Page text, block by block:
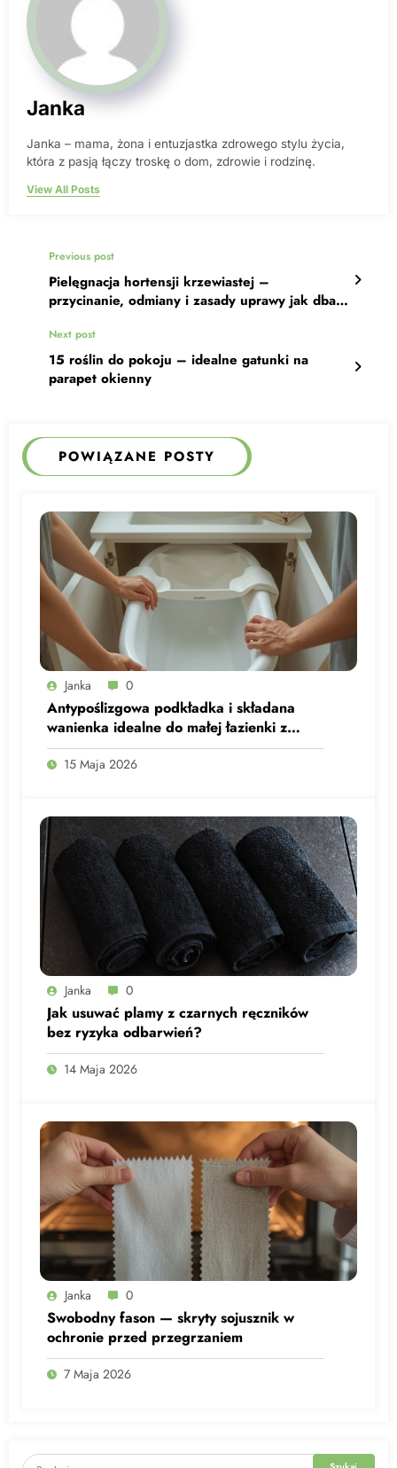
Janka
Janka – mama, żona i entuzjastka zdrowego stylu życia,
która z pasją łączy troskę o dom, zdrowie i rodzinę.
View All Posts
Previous post
Pielęgnacja hortensji krzewiastej –
przycinanie, odmiany i zasady uprawy jak dbać
Next post
15 roślin do pokoju – idealne gatunki na
parapet okienny
POWIĄZANE POSTY
Janka 0
Antypoślizgowa podkładka i składana
wanienka idealne do małej łazienki z
maluchem
15 Maja 2026
Janka 0
Jak usuwać plamy z czarnych ręczników
bez ryzyka odbarwień?
14 Maja 2026
Janka 0
Swobodny fason — skryty sojusznik w
ochronie przed przegrzaniem
7 Maja 2026